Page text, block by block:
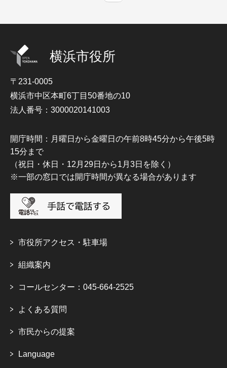
横浜市役所
〒231-0005
横浜市中区本町6丁目50番地の10
法人番号：3000020141003
開庁時間：月曜日から金曜日の午前8時45分から午後5時
15分まで
（祝日・休日・12月29日から1月3日を除く）
※一部の窓口では開庁時間が異なる場合があります
市役所アクセス・駐車場
組織案内
コールセンター：045-664-2525
よくある質問
市民からの提案
Language